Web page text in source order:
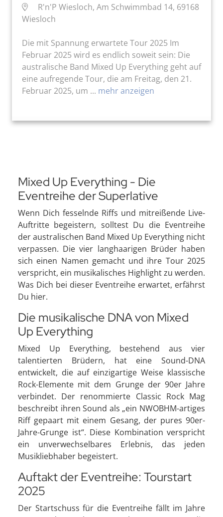
R'n'P Wiesloch, Am Schwimmbad 14, 69168
Wiesloch
Die mit Spannung erwartete Tour 2025 Im
Februar 2025 wird es endlich soweit sein: Die
australische Band Mixed Up Everything geht auf
eine aufregende Tour, die am Freitag, den 21.
Februar 2025, um ... mehr anzeigen
Mixed Up Everything - Die
Eventreihe der Superlative
Wenn Dich fesselnde Riffs und mitreißende Live-
Auftritte begeistern, solltest Du die Eventreihe
der australischen Band Mixed Up Everything nicht
verpassen. Die vier langhaarigen Brüder haben
sich einen Namen gemacht und ihre Tour 2025
verspricht, ein musikalisches Highlight zu werden.
Was Dich bei dieser Eventreihe erwartet, erfährst
Du hier.
Die musikalische DNA von Mixed
Up Everything
Mixed Up Everything, bestehend aus vier
talentierten Brüdern, hat eine Sound-DNA
entwickelt, die auf einzigartige Weise klassische
Rock-Elemente mit dem Grunge der 90er Jahre
verbindet. Der renommierte Classic Rock Mag
beschreibt ihren Sound als „ein NWOBHM-artiges
Riff gepaart mit einem Gesang, der pures 90er-
Jahre-Grunge ist“. Diese Kombination verspricht
ein unverwechselbares Erlebnis, das jeden
Musikliebhaber begeistert.
Auftakt der Eventreihe: Tourstart
2025
Der Startschuss für die Eventreihe fällt im Jahre